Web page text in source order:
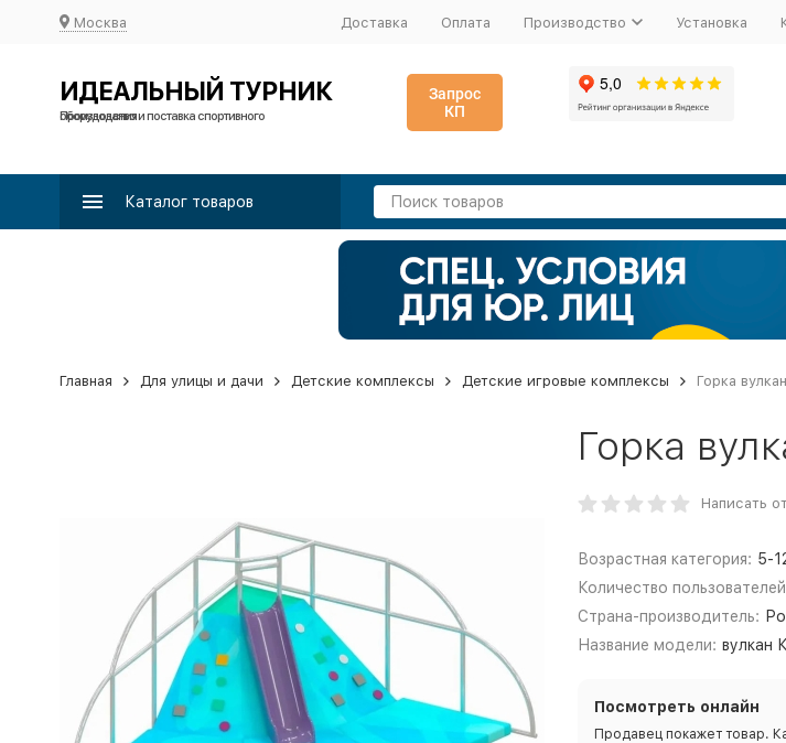
Москва Доставка Оплата Производство Установка
ИДЕАЛЬНЫЙ ТУРНИК
Производство и поставка спортивного оборудования
Запрос
КП
Каталог товаров
Главная Для улицы и дачи Детские комплексы Детские игровые комплексы Горка
Горка
Написать
Возрастная категория: 5-
Количество
Страна-производитель:
Название модели: вулкан
Посмотреть онлайн
Продавец покажет товар.